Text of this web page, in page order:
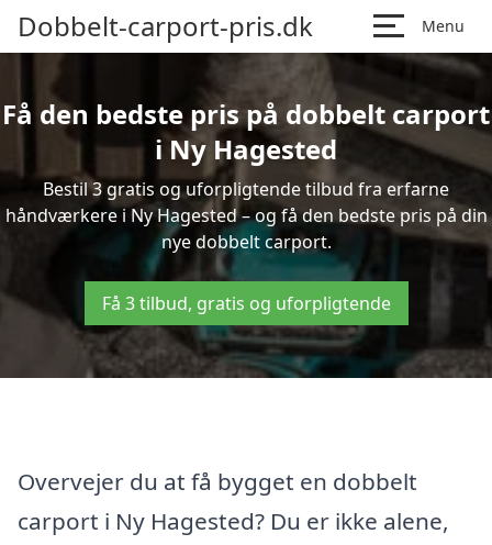
Dobbelt-carport-pris.dk Menu
Få den bedste pris på dobbelt carport
i Ny Hagested
Bestil 3 gratis og uforpligtende tilbud fra erfarne
håndværkere i Ny Hagested – og få den bedste pris på din
nye dobbelt carport.
Få 3 tilbud, gratis og uforpligtende
Overvejer du at få bygget en dobbelt
carport i Ny Hagested? Du er ikke alene,